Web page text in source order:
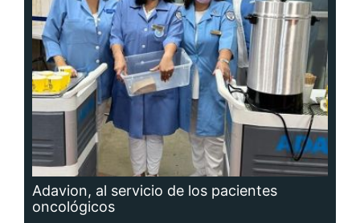
Adavion, al servicio de los pacientes
oncológicos